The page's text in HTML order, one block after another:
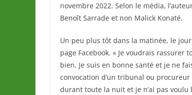
novembre 2022. Selon le média,
Benoît Sarrade et non Malick Konaté.
Un peu plus tôt dans la matinée, le
page Facebook. « Je voudrais
bien. Je suis en bonne santé et je ne
convocation d’un tribunal ou
durant toute la nuit et je n’ai pas voulu